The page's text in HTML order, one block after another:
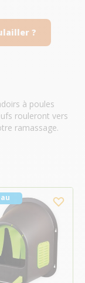
?
à poules
rouleront vers
ramassage.